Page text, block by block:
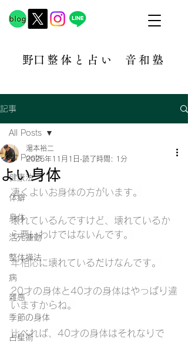
​野口整体と占い 音和塾​
記事
All Posts
健康法
体癖
身体
活元運動
整体操法
病
雑感
季節の身体
占星術
All Posts
よい身体
湯本裕二
2025年11月1日 読了時間: 1分
凄くよいお身体の方がいます。
壊れているんですけど、壊れているか
ら悪いわけではないんです。
年相応に壊れているだけなんです。
20才の身体と40才の身体はやっぱり違
いますからね。
比べれば、40才の身体はそれなりで